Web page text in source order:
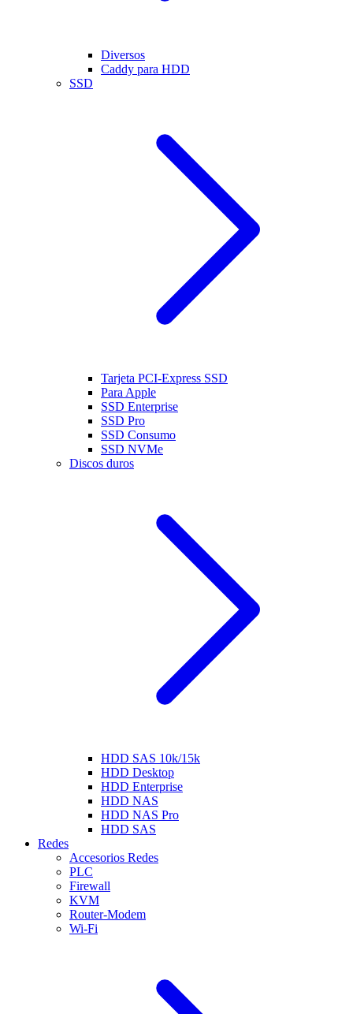
Diversos
Caddy para HDD
SSD
Tarjeta PCI-Express SSD
Para Apple
SSD Enterprise
SSD Pro
SSD Consumo
SSD NVMe
Discos duros
HDD SAS 10k/15k
HDD Desktop
HDD Enterprise
HDD NAS
HDD NAS Pro
HDD SAS
Redes
Accesorios Redes
PLC
Firewall
KVM
Router-Modem
Wi-Fi